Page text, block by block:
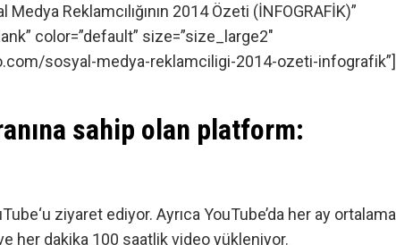
Reklamcılığının 2014 Özeti (İNFOGRAFİK)”
color=”default” size=”size_large2″
sosyal-medya-reklamciligi-2014-ozeti-infografik”]
sahip olan platform:
‘u ziyaret ediyor. Ayrıca YouTube’da her ay ortalama
her dakika 100 saatlik video yükleniyor.